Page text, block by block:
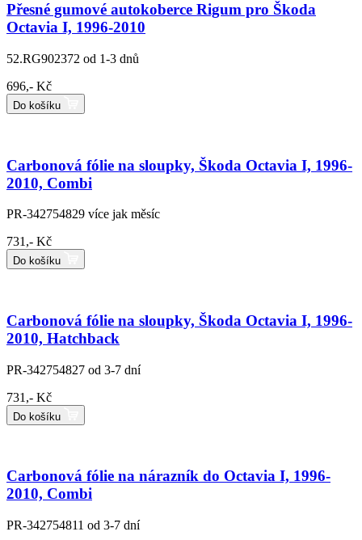
Přesné gumové autokoberce Rigum pro Škoda
Octavia I, 1996-2010
52.RG902372 od 1-3 dnů
696,- Kč
Do košíku
Carbonová fólie na sloupky, Škoda Octavia I, 1996-
2010, Combi
PR-342754829 více jak měsíc
731,- Kč
Do košíku
Carbonová fólie na sloupky, Škoda Octavia I, 1996-
2010, Hatchback
PR-342754827 od 3-7 dní
731,- Kč
Do košíku
Carbonová fólie na nárazník do Octavia I, 1996-
2010, Combi
PR-342754811 od 3-7 dní